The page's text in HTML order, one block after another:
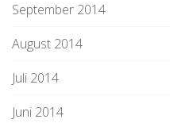
September 2014
August 2014
Juli 2014
Juni 2014